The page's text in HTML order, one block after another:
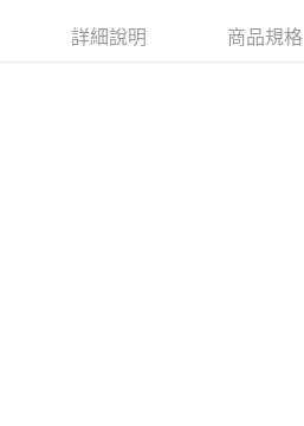
宅配［需2-3個工作天不含預購商品］
詳細說明 商品規格